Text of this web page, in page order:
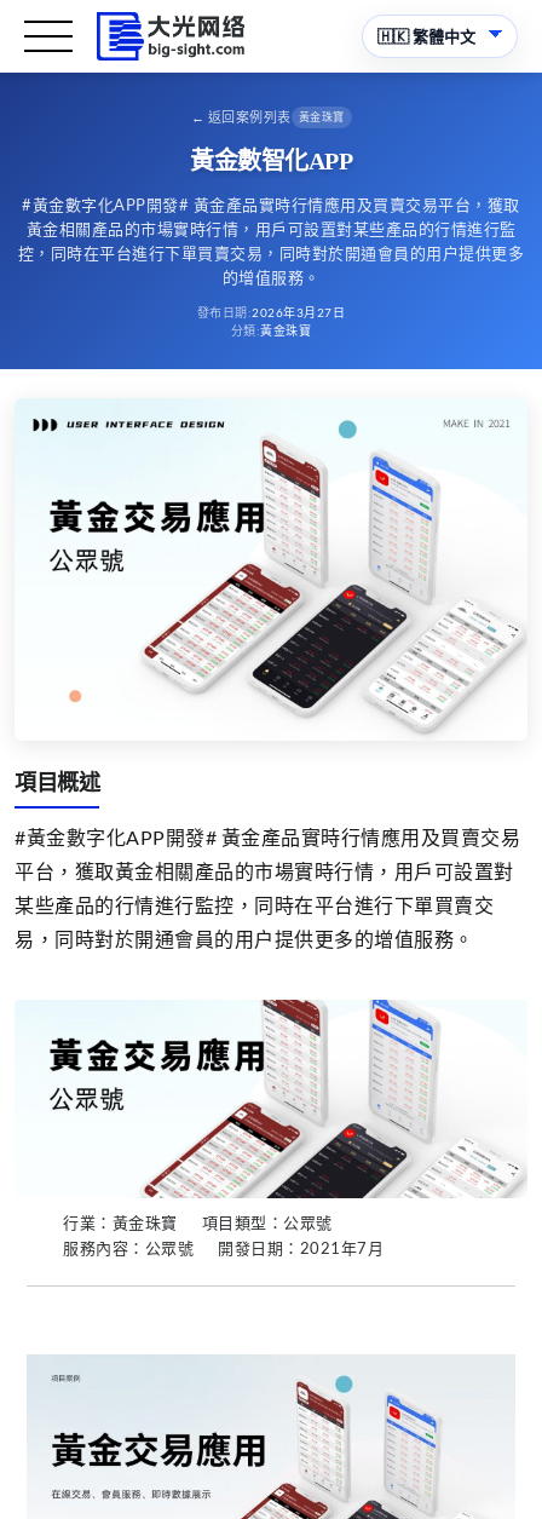
← 返回案例列表 黃金珠寶
黃金數智化APP
#黃金數字化APP開發# 黃金產品實時行情應用及買賣交易平台，獲取
黃金相關產品的市場實時行情，用戶可設置對某些產品的行情進行監
控，同時在平台進行下單買賣交易，同時對於開通會員的用户提供更多
的增值服務。
發布日期:2026年3月27日
分類:黃金珠寶
項目概述
#黃金數字化APP開發# 黃金產品實時行情應用及買賣交易
平台，獲取黃金相關產品的市場實時行情，用戶可設置對
某些產品的行情進行監控，同時在平台進行下單買賣交
易，同時對於開通會員的用户提供更多的增值服務。
行業：黃金珠寶
項目類型：公眾號
服務內容：公眾號
開發日期：2021年7月